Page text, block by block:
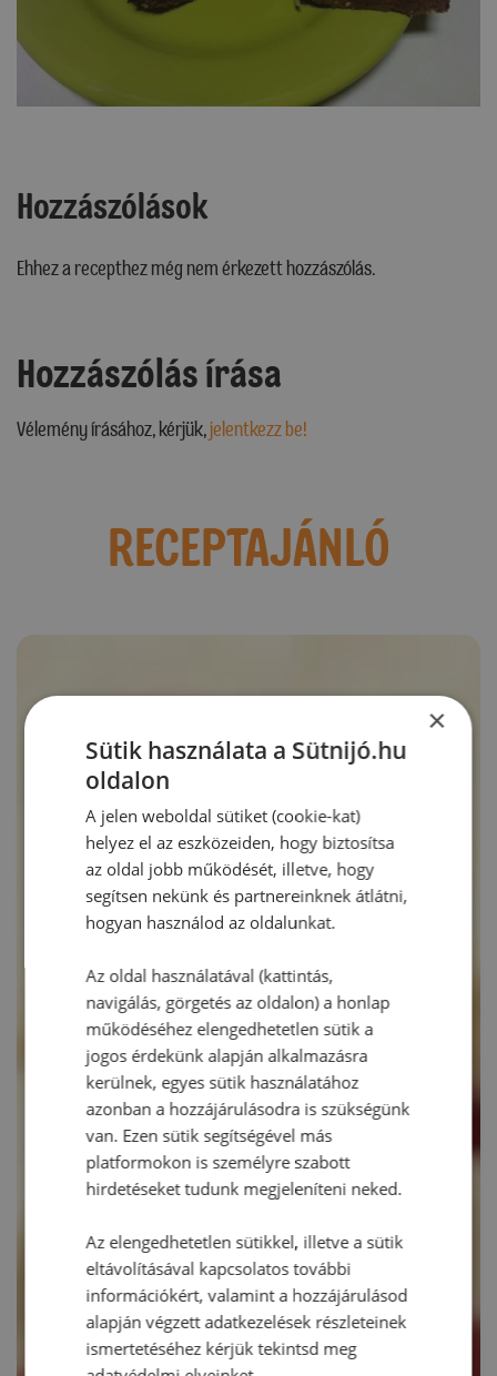
Hozzászólások
Ehhez a recepthez még nem érkezett hozzászólás.
Hozzászólás írása
Vélemény írásához, kérjük,jelentkezz be!
RECEPTAJÁNLÓ
×
Sütik használata a Sütnijó.hu
oldalon
A jelen weboldal sütiket (cookie-kat)
helyez el az eszközeiden, hogy biztosítsa
az oldal jobb működését, illetve, hogy
segítsen nekünk és partnereinknek átlátni,
hogyan használod az oldalunkat.
Az oldal használatával (kattintás,
navigálás, görgetés az oldalon) a honlap
működéséhez elengedhetetlen sütik a
jogos érdekünk alapján alkalmazásra
kerülnek, egyes sütik használatához
azonban a hozzájárulásodra is szükségünk
van. Ezen sütik segítségével más
platformokon is személyre szabott
hirdetéseket tudunk megjeleníteni neked.
Az elengedhetetlen sütikkel, illetve a sütik
eltávolításával kapcsolatos további
információkért, valamint a hozzájárulásod
alapján végzett adatkezelések részleteinek
ismertetéséhez kérjük tekintsd meg